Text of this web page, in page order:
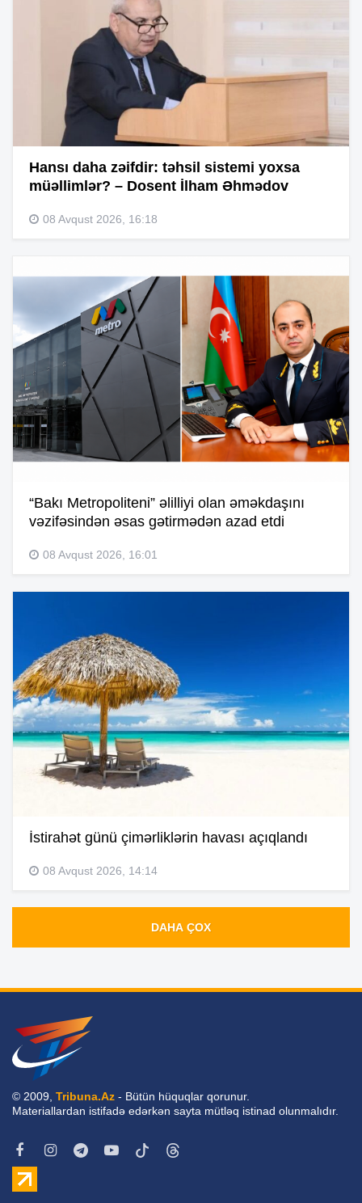
Hansı daha zəifdir: təhsil sistemi yoxsa
müəllimlər? – Dosent İlham Əhmədov
08 Avqust 2026, 16:18
“Bakı Metropoliteni” əlilliyi olan əməkdaşını
vəzifəsindən əsas gətirmədən azad etdi
08 Avqust 2026, 16:01
İstirahət günü çimərliklərin havası açıqlandı
08 Avqust 2026, 14:14
DAHA ÇOX
© 2009, Tribuna.Az - Bütün hüquqlar qorunur.
Materiallardan istifadə edərkən sayta mütləq istinad olunmalıdır.